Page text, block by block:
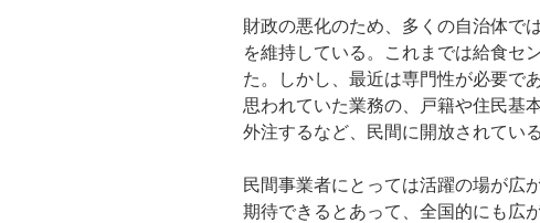
財政の悪化のため、多くの自治体で
を維持している。これまでは給食セ
た。しかし、最近は専門性が必要で
思われていた業務の、戸籍や住民基
外注するなど、民間に開放されてい
民間事業者にとっては活躍の場が広
期待できるとあって、全国的にも広